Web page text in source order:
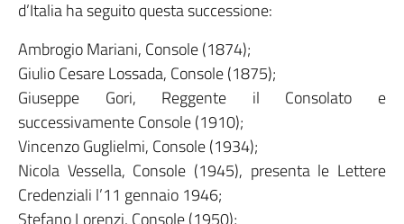
d’Italia ha seguito questa successione:
Ambrogio Mariani, Console (1874);
Giulio Cesare Lossada, Console (1875);
Giuseppe Gori, Reggente il Consolato e
successivamente Console (1910);
Vincenzo Guglielmi, Console (1934);
Nicola Vessella, Console (1945), presenta le Lettere
Credenziali l’11 gennaio 1946;
Stefano Lorenzi, Console (1950);